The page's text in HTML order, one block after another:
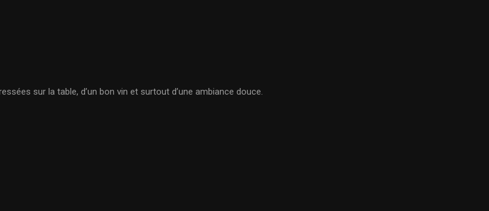
sur la table, d’un bon vin et surtout d’une ambiance douce.